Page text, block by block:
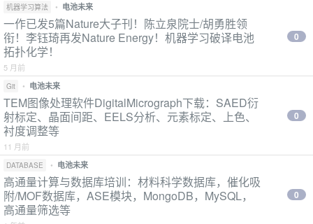
机器学习算法 • 电池未来
一作已发5篇Nature大子刊！陈立泉院士/胡勇胜领
衔！李钰琦再发Nature Energy！机器学习破译电池
拓扑化学！
5 月前
0
Git • 电池未来
TEM图像处理软件DigitalMicrograph下载：SAED衍
射标定、晶面间距、EELS分析、元素标定、上色、
衬度调整等
11 月前
0
DATABASE • 电池未来
高通量计算与数据库培训：材料科学数据库，催化吸
附/MOF数据库，ASE模块，MongoDB，MySQL，
高通量筛选等
0